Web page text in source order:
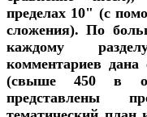
пределах 10" (с
сложения). По
каждому
комментариев дана
(свыше 450 в
представлены